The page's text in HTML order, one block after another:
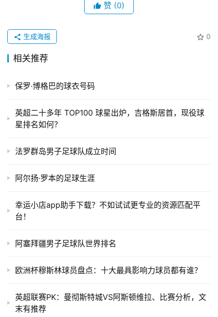
赞 (0)
0
生成海报
相关推荐
保罗·博格巴的球衣号码
英超二十多年 TOP100 球星出炉，吉格斯居首，现役球
星排名如何？
法罗群岛男子足球队成立时间
阿尔扬·罗本的足球生涯
幸运小店app助手下载？不如试试更专业的资源匹配平
台！
阿塞拜疆男子足球队世界排名
欧洲杯穆斯林球员盘点：十大最具影响力球员都有谁？
英超联赛PK：曼彻斯特城VS阿斯顿维拉、比赛分析，文
末有推荐